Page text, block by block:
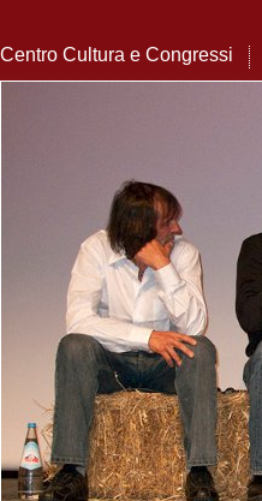
Centro Cultura e Congressi